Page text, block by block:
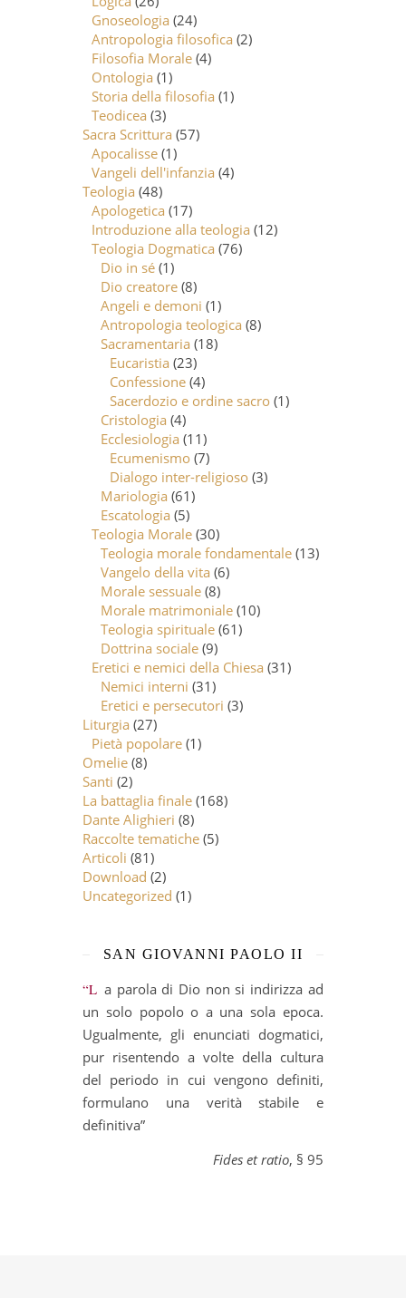
Gnoseologia (24)
Antropologia filosofica (2)
Filosofia Morale (4)
Ontologia (1)
Storia della filosofia (1)
Teodicea (3)
Sacra Scrittura (57)
Apocalisse (1)
Vangeli dell'infanzia (4)
Teologia (48)
Apologetica (17)
Introduzione alla teologia (12)
Teologia Dogmatica (76)
Dio in sé (1)
Dio creatore (8)
Angeli e demoni (1)
Antropologia teologica (8)
Sacramentaria (18)
Eucaristia (23)
Confessione (4)
Sacerdozio e ordine sacro (1)
Cristologia (4)
Ecclesiologia (11)
Ecumenismo (7)
Dialogo inter-religioso (3)
Mariologia (61)
Escatologia (5)
Teologia Morale (30)
Teologia morale fondamentale (13)
Vangelo della vita (6)
Morale sessuale (8)
Morale matrimoniale (10)
Teologia spirituale (61)
Dottrina sociale (9)
Eretici e nemici della Chiesa (31)
Nemici interni (31)
Eretici e persecutori (3)
Liturgia (27)
Pietà popolare (1)
Omelie (8)
Santi (2)
La battaglia finale (168)
Dante Alighieri (8)
Raccolte tematiche (5)
Articoli (81)
Download (2)
Uncategorized (1)
SAN GIOVANNI PAOLO II
“La parola di Dio non si indirizza ad
un solo popolo o a una sola epoca.
Ugualmente, gli enunciati dogmatici,
pur risentendo a volte della cultura
del periodo in cui vengono definiti,
formulano una verità stabile e
definitiva”
Fides et ratio, § 95